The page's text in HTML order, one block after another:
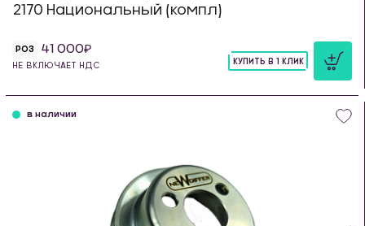
2170 Национальный (компл)
РОЗ 41 000
НЕ ВКЛЮЧАЕТ НДС
КУПИТЬ В 1 КЛИК
в наличии